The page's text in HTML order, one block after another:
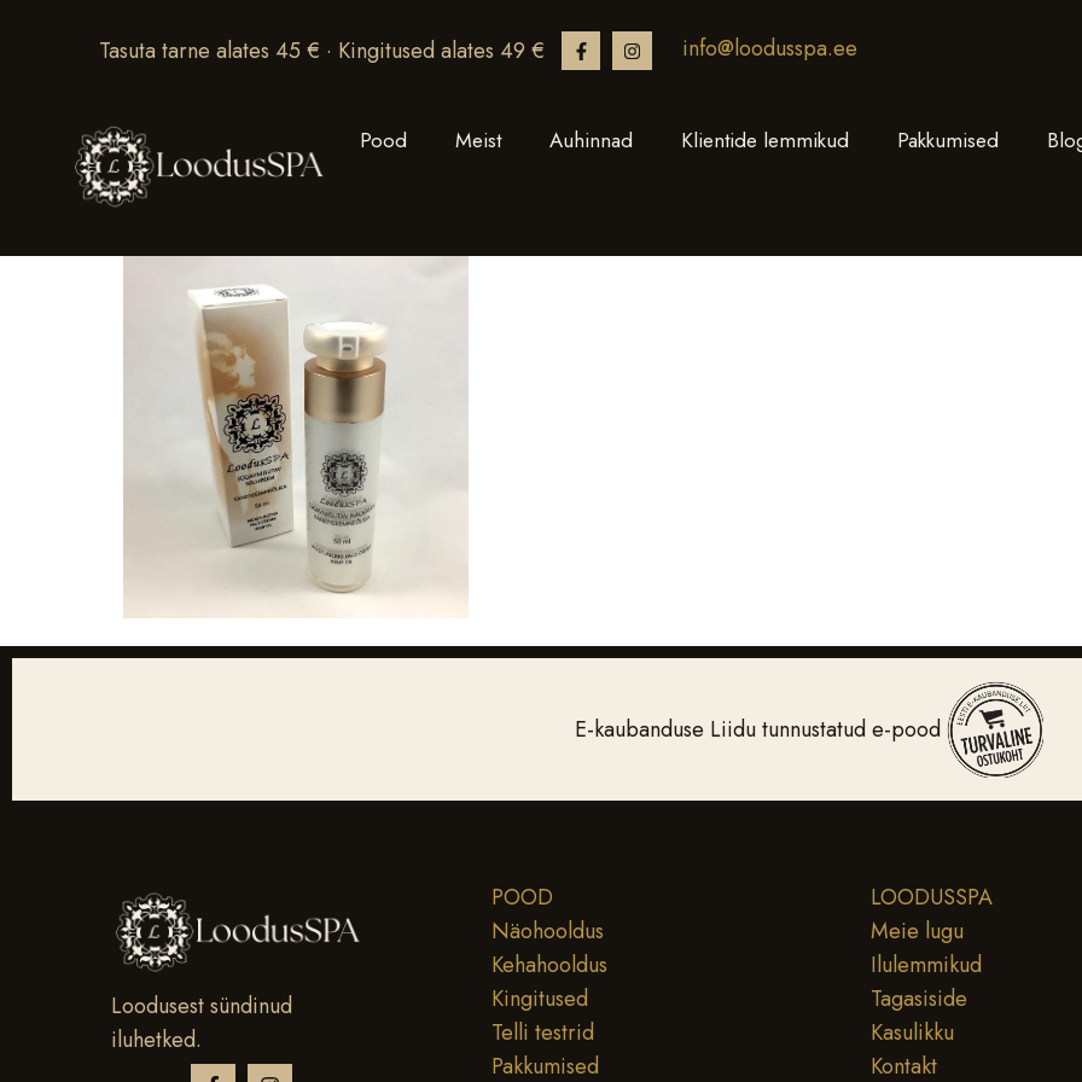
Tasuta tarne alates 45 € · Kingitused alates 49 € info@loodusspa.ee
Pood Meist Auhinnad Klientide lemmikud Pakkumised
E-kaubanduse Liidu tunnustatud e-pood
Loodusest sündinud
iluhetked.
POOD
Näohooldus
Kehahooldus
Kingitused
Telli testrid
Pakkumised
LOODUSSPA
Meie lugu
Ilulemmikud
Tagasiside
Kasulikku
Kontakt